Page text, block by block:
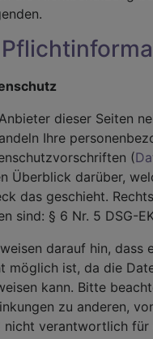
dieser Seiten
Ihre
(
Überblick darüber,
das geschieht.
sind: § 6 Nr. 5 DSG-
darauf hin,
möglich ist, da die
kann. Bitte
zu anderen,
nicht verantwortlich für